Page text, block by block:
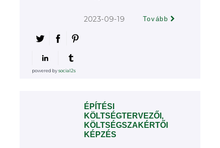
2023-09-19 Tovább
powered bysocial2s
ÉPÍTÉSI
KÖLTSÉGTERVEZŐI,
KÖLTSÉGSZAKÉRTŐI
KÉPZÉS